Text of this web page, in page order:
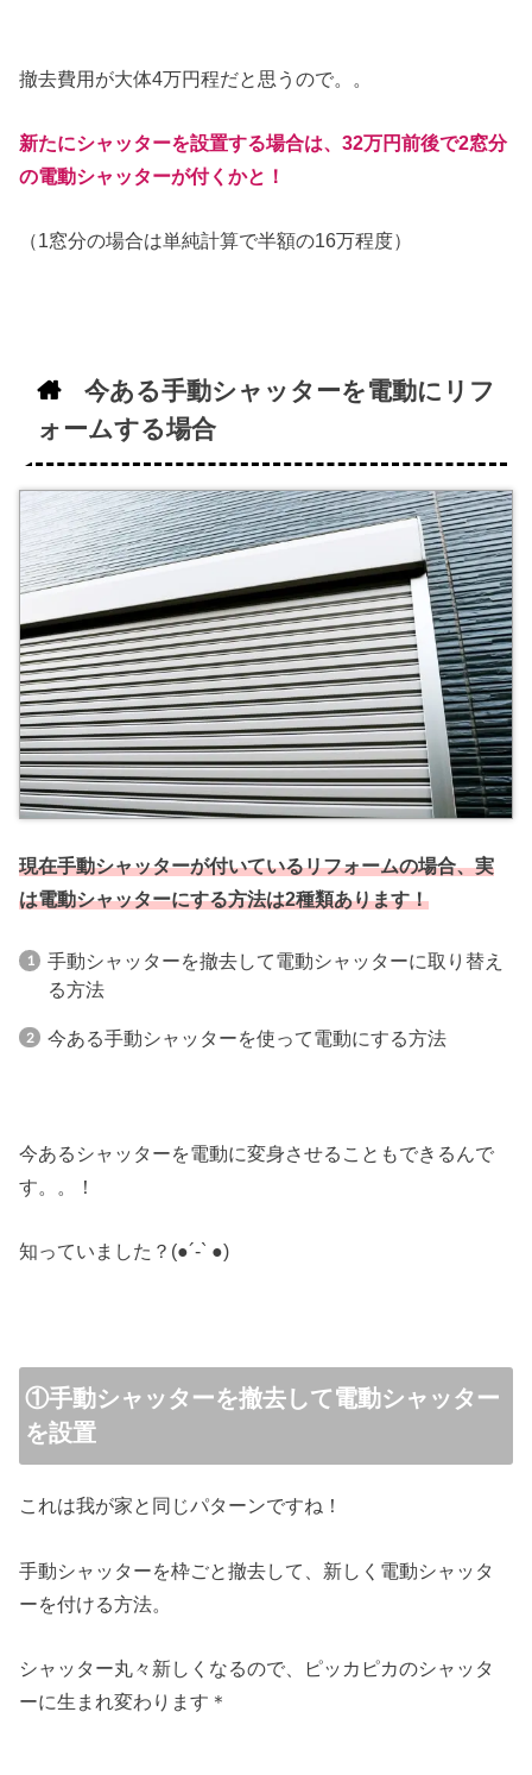
撤去費用が大体4万円程だと思うので。。
新たにシャッターを設置する場合は、32万円前後で2窓分
の電動シャッターが付くかと！
（1窓分の場合は単純計算で半額の16万程度）
今ある手動シャッターを電動にリフ
ォームする場合
現在手動シャッターが付いているリフォームの場合、実
は電動シャッターにする方法は2種類あります！
手動シャッターを撤去して電動シャッターに取り替え
る方法
今ある手動シャッターを使って電動にする方法
今あるシャッターを電動に変身させることもできるんで
す。。！
知っていました？(●︎´-` ●︎)
①手動シャッターを撤去して電動シャッター
を設置
これは我が家と同じパターンですね！
手動シャッターを枠ごと撤去して、新しく電動シャッタ
ーを付ける方法。
シャッター丸々新しくなるので、ピッカピカのシャッタ
ーに生まれ変わります＊